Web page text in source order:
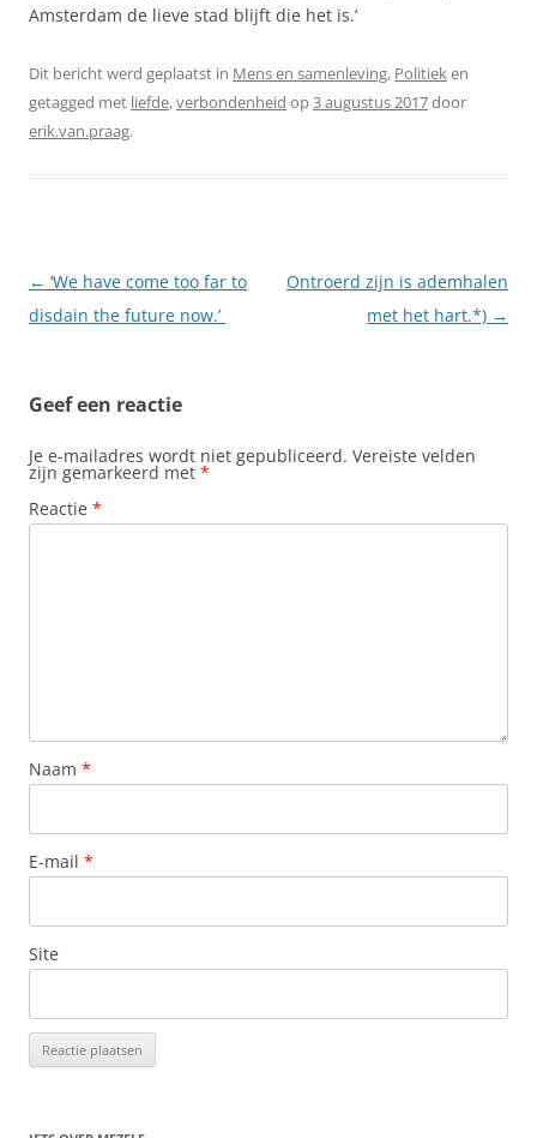
Amsterdam de lieve stad blijft die het is.’
Dit bericht werd geplaatst in Mens en samenleving, Politieken
getagged met liefde,verbondenheid op3 augustus 2017door
erik.van.praag.
Berichtnavigatie
← ‘We have come too far to
disdain the future now.’
Ontroerd zijn is ademhalen
met het hart.*) →
Geef een reactie
Je e-mailadres wordt niet gepubliceerd. Vereiste velden
zijn gemarkeerd met *
Reactie *
Naam *
E-mail *
Site